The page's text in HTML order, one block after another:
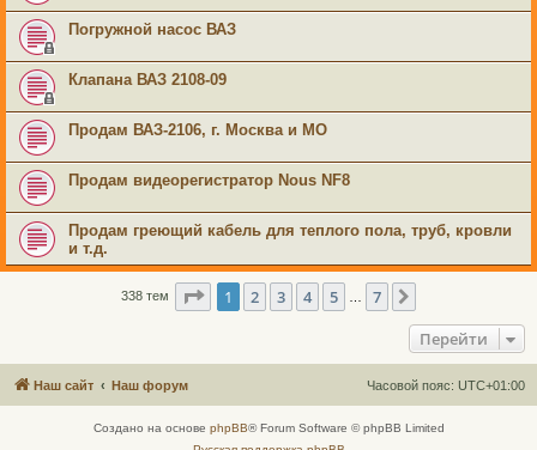
Погружной насос ВАЗ
Клапана ВАЗ 2108-09
Продам ВАЗ-2106, г. Москва и МО
Продам видеорегистратор Nous NF8
Продам греющий кабель для теплого пола, труб, кровли
и т.д.
338 тем Страница из
1 2 3 4 5 7
Перейти
Наш сайт Наш форум Часовой пояс: UTC+01:00
Создано на основе phpBB® Forum Software © phpBB Limited